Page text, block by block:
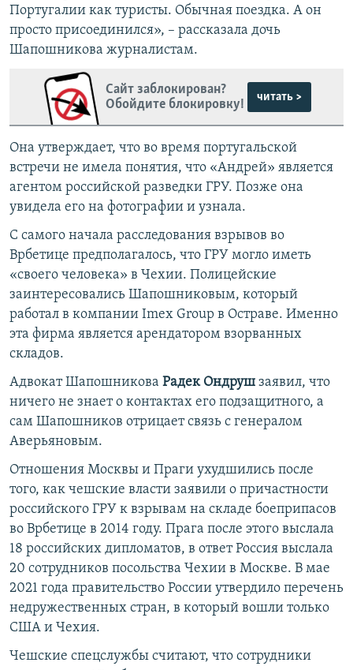
Португалии как туристы. Обычная поездка. А он
просто присоединился», – рассказала дочь
Шапошникова журналистам.
Сайт заблокирован?
Обойдите блокировку!
читать >
Она утверждает, что во время португальской
встречи не имела понятия, что «Андрей» является
агентом российской разведки ГРУ. Позже она
увидела его на фотографии и узнала.
С самого начала расследования взрывов во
Врбетице предполагалось, что ГРУ могло иметь
«своего человека» в Чехии. Полицейские
заинтересовались Шапошниковым, который
работал в компании Imex Group в Остраве. Именно
эта фирма является арендатором взорванных
складов.
Адвокат Шапошникова Радек Ондруш заявил, что
ничего не знает о контактах его подзащитного, а
сам Шапошников отрицает связь с генералом
Аверьяновым.
Отношения Москвы и Праги ухудшились после
того, как чешские власти заявили о причастности
российского ГРУ к взрывам на складе боеприпасов
во Врбетице в 2014 году. Прага после этого выслала
18 российских дипломатов, в ответ Россия выслала
20 сотрудников посольства Чехии в Москве. В мае
2021 года правительство России утвердило перечень
недружественных стран, в который вошли только
США и Чехия.
Чешские спецслужбы считают, что сотрудники